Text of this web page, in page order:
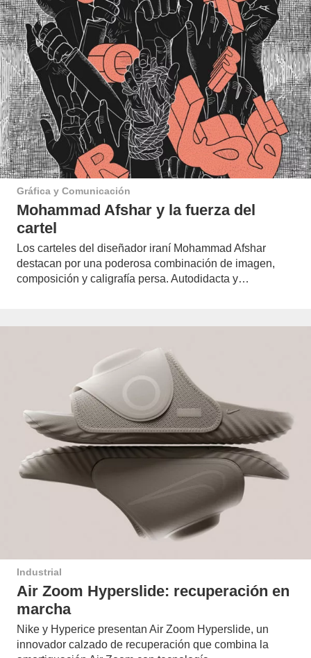
Gráfica y Comunicación
Mohammad Afshar y la fuerza del
cartel
Los carteles del diseñador iraní Mohammad Afshar
destacan por una poderosa combinación de imagen,
composición y caligrafía persa. Autodidacta y…
Industrial
Air Zoom Hyperslide: recuperación en
marcha
Nike y Hyperice presentan Air Zoom Hyperslide, un
innovador calzado de recuperación que combina la